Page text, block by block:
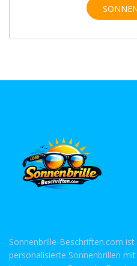
Sonnenbrille-Beschriften.com
personalisierte Sonnenbrillen